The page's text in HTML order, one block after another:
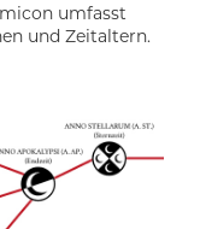
umfasst
und Zeitaltern.